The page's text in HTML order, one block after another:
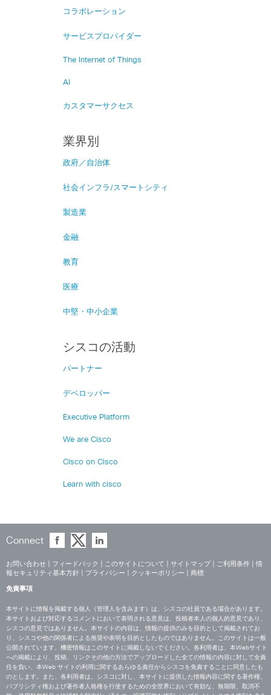
コラボレーション
サービスプロバイダー
The Internet of Things
AI
カスタマーサクセス
業界別
政府／自治体
社会インフラ/スマートシティ
製造業
金融
教育
医療
中堅・中小企業
シスコの活動
パートナー
デベロッパー
Executive Platform
We are Cisco
Cisco on Cisco
Learn with cisco
Connect
お問い合わせ フィードバック このサイトについて サイトマップ ご利用条件
情
報セキュリティ基本方針
プライバシー クッキーポリシー 商標
免責事項
本サイトに情報を掲載する個人（管理人を含みます）は、シスコの社員である場合があります。
本サイトおよび対応するコメントにおいて表明される意見は、投稿者本人の個人的意見であり、
シスコの意見ではありません。本サイトの内容は、情報の提供のみを目的として掲載されてお
り、シスコや他の関係者による推奨や表明を目的としたものではありません。このサイトは一般
公開されています。機密情報はこのサイトに掲載しないでください。各利用者は、本Webサイト
への掲載により、投稿、リンクその他の方法でアップロードした全ての情報の内容に対して全責
任を負い、本Web サイトの利用に関するあらゆる責任からシスコを免責することに同意したも
のとします。また、各利用者は、シスコに対し、本サイトに提供した情報内容に関する著作権、
パブリシティ権および著作者人格権を行使するための全世界において有効な、無期限、取消不